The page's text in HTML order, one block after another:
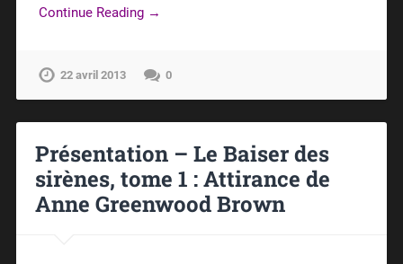
Continue Reading →
22 avril 2013 0
Présentation – Le Baiser des
sirènes, tome 1 : Attirance de
Anne Greenwood Brown